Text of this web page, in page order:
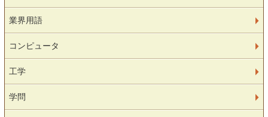
業界用語
コンピュータ
工学
学問